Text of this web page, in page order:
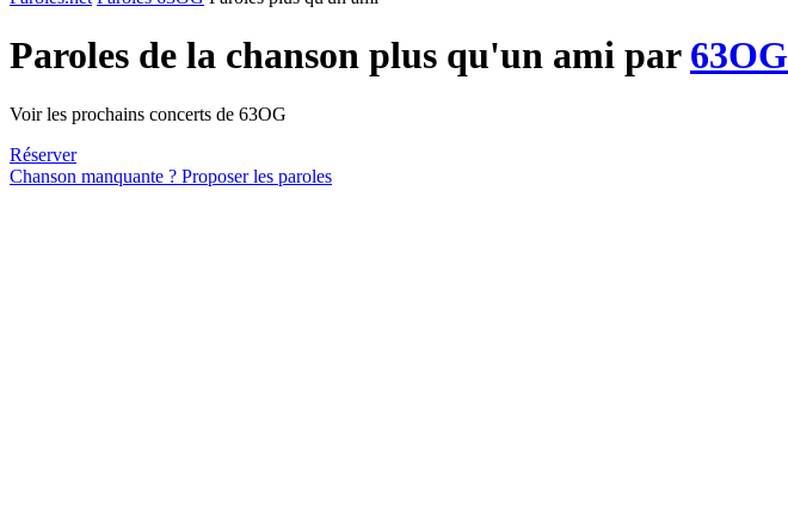
Paroles de la chanson plus qu'un ami par 63OG
Voir les prochains concerts de 63OG
Réserver
Chanson manquante ? Proposer les paroles